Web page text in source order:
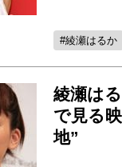
綾瀬はるか
綾瀬は
で見る
地”